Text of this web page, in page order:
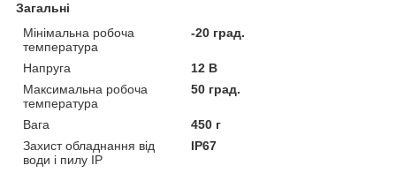
Загальні
Мінімальна робоча
температура
-20 град.
Напруга
12 В
Максимальна робоча
температура
50 град.
Вага
450 г
Захист обладнання від
води і пилу IP
IP67